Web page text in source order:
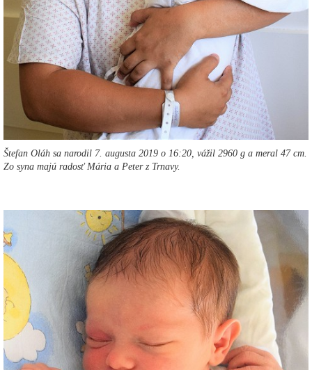
Štefan Oláh sa narodil 7. augusta 2019 o 16:20, vážil 2960 g a meral 47 cm.
Zo syna majú radosť Mária a Peter z Trnavy.